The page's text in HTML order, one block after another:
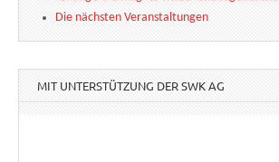
Die nächsten Veranstaltungen
MIT UNTERSTÜTZUNG DER SWK AG